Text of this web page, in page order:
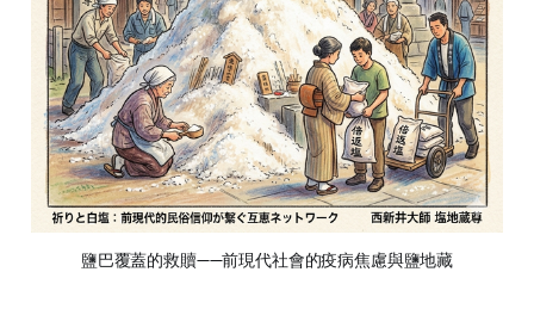
鹽巴覆蓋的救贖——前現代社會的疫病焦慮與鹽地藏